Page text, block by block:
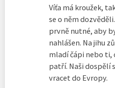
Víťa má kroužek,
se o něm
prvně nutné, aby
nahlášen. Na jihu
mladí čápi nebo ti,
patří. Naši dospělí
vracet do Evropy.